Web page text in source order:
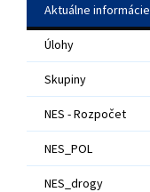
Aktuálne informácie
Úlohy
Skupiny
NES - Rozpočet
NES_POL
NES_drogy